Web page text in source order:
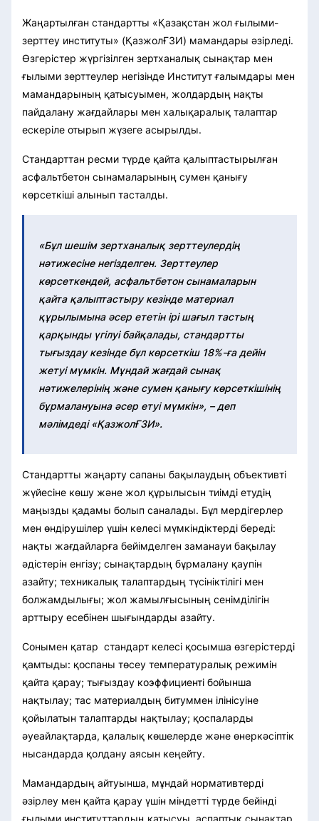
Жаңартылған стандартты «Қазақстан жол ғылыми-
зерттеу институты» (ҚазжолҒЗИ) мамандары әзірледі.
Өзгерістер жүргізілген зертханалық сынақтар мен
ғылыми зерттеулер негізінде Институт ғалымдары мен
мамандарының қатысуымен, жолдардың нақты
пайдалану жағдайлары мен халықаралық талаптар
ескеріле отырып жүзеге асырылды.
Стандарттан ресми түрде қайта қалыптастырылған
асфальтбетон сынамаларының сумен қанығу
көрсеткіші алынып тасталды.
«Бұл шешім зертханалық зерттеулердің
нәтижесіне негізделген. Зерттеулер
көрсеткендей, асфальтбетон сынамаларын
қайта қалыптастыру кезінде материал
құрылымына әсер ететін ірі шағыл тастың
қарқынды үгілуі байқалады, стандартты
тығыздау кезінде бұл көрсеткіш 18%-ға дейін
жетуі мүмкін. Мұндай жағдай сынақ
нәтижелерінің және сумен қанығу көрсеткішінің
бұрмалануына әсер етуі мүмкін», – деп
мәлімдеді «ҚазжолҒЗИ».
Стандартты жаңарту сапаны бақылаудың объективті
жүйесіне көшу және жол құрылысын тиімді етудің
маңызды қадамы болып саналады. Бұл мердігерлер
мен өндірушілер үшін келесі мүмкіндіктерді береді:
нақты жағдайларға бейімделген заманауи бақылау
әдістерін енгізу; сынақтардың бұрмалану қаупін
азайту; техникалық талаптардың түсініктілігі мен
болжамдылығы; жол жамылғысының сенімділігін
арттыру есебінен шығындарды азайту.
Сонымен қатар стандарт келесі қосымша өзгерістерді
қамтыды: қоспаны төсеу температуралық режимін
қайта қарау; тығыздау коэффициенті бойынша
нақтылау; тас материалдың битуммен ілінісуіне
қойылатын талаптарды нақтылау; қоспаларды
әуеайлақтарда, қалалық көшелерде және өнеркәсіптік
нысандарда қолдану аясын кеңейту.
Мамандардың айтуынша, мұндай нормативтерді
әзірлеу мен қайта қарау үшін міндетті түрде бейінді
ғылыми институттардың қатысуы, аспаптық сынақтар